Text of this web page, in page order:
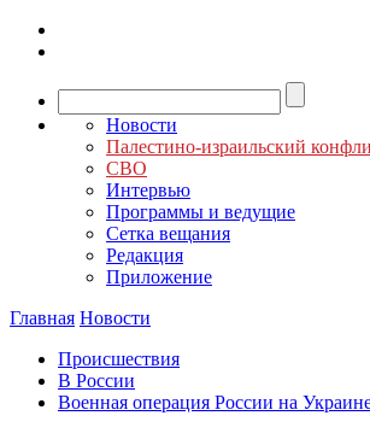
Новости
Палестино-израильский
СВО
Интервью
Программы и ведущие
Сетка вещания
Редакция
Приложение
Главная Новости
Происшествия
В России
Военная операция России на